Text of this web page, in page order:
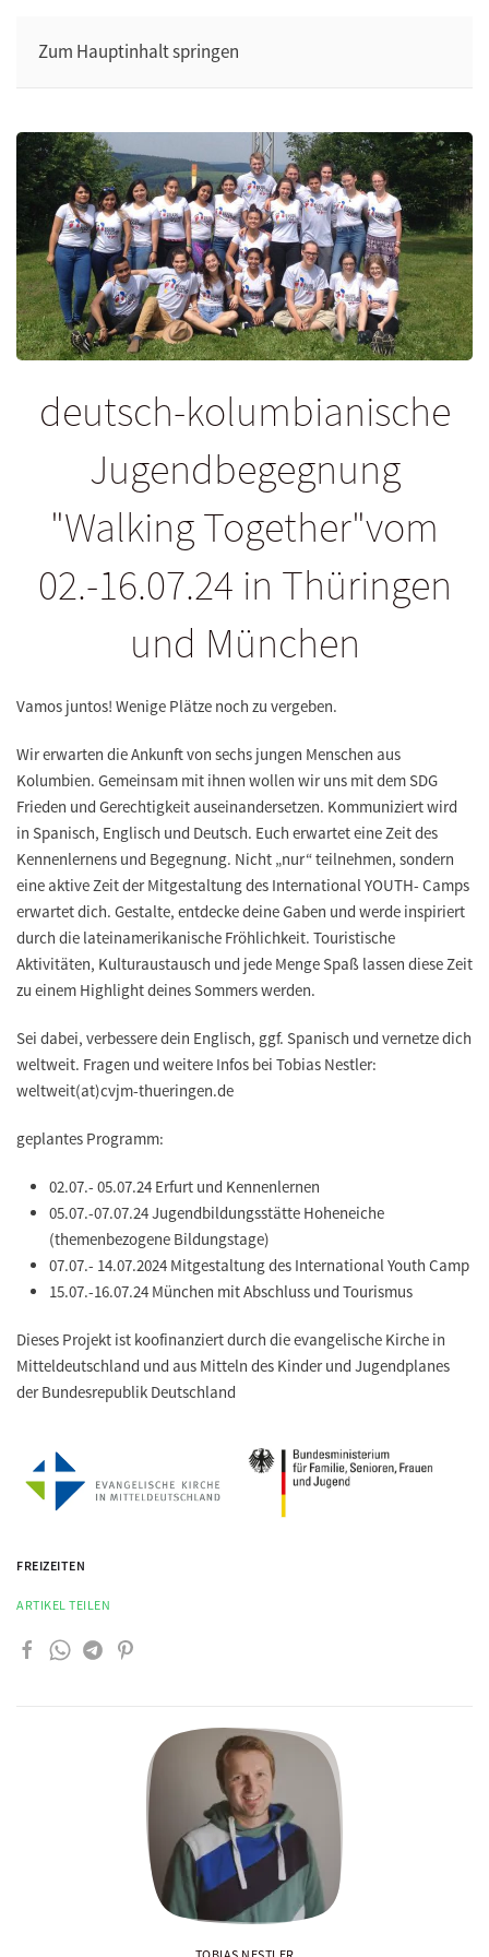
Zum Hauptinhalt springen
deutsch-kolumbianische
Jugendbegegnung
"Walking Together"vom
02.-16.07.24 in Thüringen
und München
Vamos juntos! Wenige Plätze noch zu vergeben.
Wir erwarten die Ankunft von sechs jungen Menschen aus
Kolumbien. Gemeinsam mit ihnen wollen wir uns mit dem SDG
Frieden und Gerechtigkeit auseinandersetzen. Kommuniziert wird
in Spanisch, Englisch und Deutsch. Euch erwartet eine Zeit des
Kennenlernens und Begegnung. Nicht „nur“ teilnehmen, sondern
eine aktive Zeit der Mitgestaltung des International YOUTH- Camps
erwartet dich. Gestalte, entdecke deine Gaben und werde inspiriert
durch die lateinamerikanische Fröhlichkeit. Touristische
Aktivitäten, Kulturaustausch und jede Menge Spaß lassen diese Zeit
zu einem Highlight deines Sommers werden.
Sei dabei, verbessere dein Englisch, ggf. Spanisch und vernetze dich
weltweit. Fragen und weitere Infos bei Tobias Nestler:
weltweit(at)cvjm-thueringen.de
geplantes Programm:
02.07.- 05.07.24 Erfurt und Kennenlernen
05.07.-07.07.24 Jugendbildungsstätte Hoheneiche
(themenbezogene Bildungstage)
07.07.- 14.07.2024 Mitgestaltung des International Youth Camp
15.07.-16.07.24 München mit Abschluss und Tourismus
Dieses Projekt ist koofinanziert durch die evangelische Kirche in
Mitteldeutschland und aus Mitteln des Kinder und Jugendplanes
der Bundesrepublik Deutschland
FREIZEITEN
ARTIKEL TEILEN